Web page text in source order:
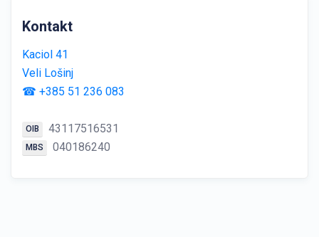
Kontakt
Kaciol 41
Veli Lošinj
☎ +385 51 236 083
OIB 43117516531
MBS 040186240